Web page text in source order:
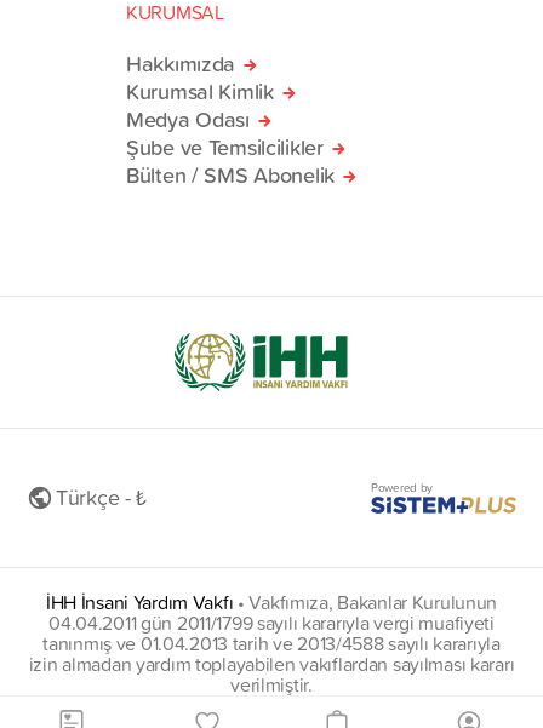
KURUMSAL
Hakkımızda
Kurumsal Kimlik
Medya Odası
Şube ve Temsilcilikler
Bülten / SMS Abonelik
Türkçe - ₺ Powered by
İHH İnsani Yardım Vakfı •Vakfımıza, Bakanlar Kurulunun
04.04.2011 gün 2011/1799 sayılı kararıyla vergi muafiyeti
tanınmış ve 01.04.2013 tarih ve 2013/4588 sayılı kararıyla
izin almadan yardım toplayabilen vakıflardan sayılması kararı
verilmiştir.